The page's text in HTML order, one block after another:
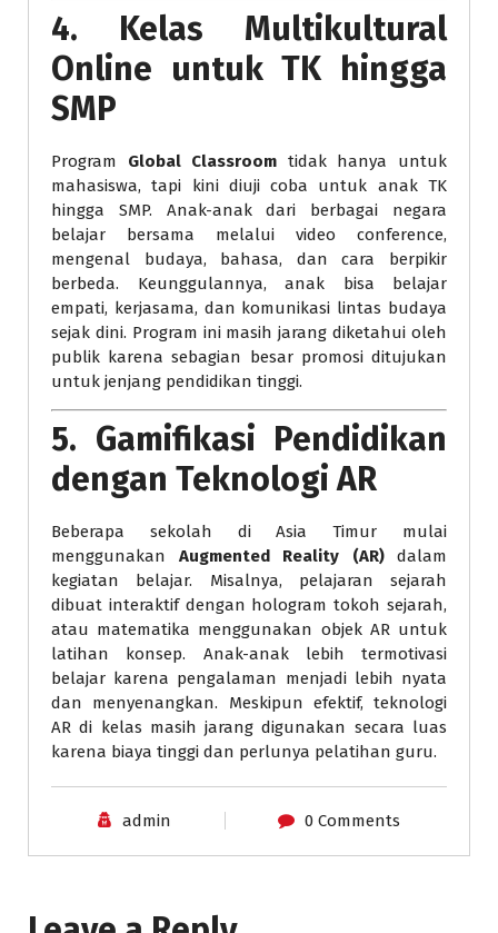
4. Kelas Multikultural
Online untuk TK hingga
SMP
Program Global Classroom tidak hanya untuk
mahasiswa, tapi kini diuji coba untuk anak TK
hingga SMP. Anak-anak dari berbagai negara
belajar bersama melalui video conference,
mengenal budaya, bahasa, dan cara berpikir
berbeda. Keunggulannya, anak bisa belajar
empati, kerjasama, dan komunikasi lintas budaya
sejak dini. Program ini masih jarang diketahui oleh
publik karena sebagian besar promosi ditujukan
untuk jenjang pendidikan tinggi.
5. Gamifikasi Pendidikan
dengan Teknologi AR
Beberapa sekolah di Asia Timur mulai
menggunakan Augmented Reality (AR)dalam
kegiatan belajar. Misalnya, pelajaran sejarah
dibuat interaktif dengan hologram tokoh sejarah,
atau matematika menggunakan objek AR untuk
latihan konsep. Anak-anak lebih termotivasi
belajar karena pengalaman menjadi lebih nyata
dan menyenangkan. Meskipun efektif, teknologi
AR di kelas masih jarang digunakan secara luas
karena biaya tinggi dan perlunya pelatihan guru.
admin 0 Comments